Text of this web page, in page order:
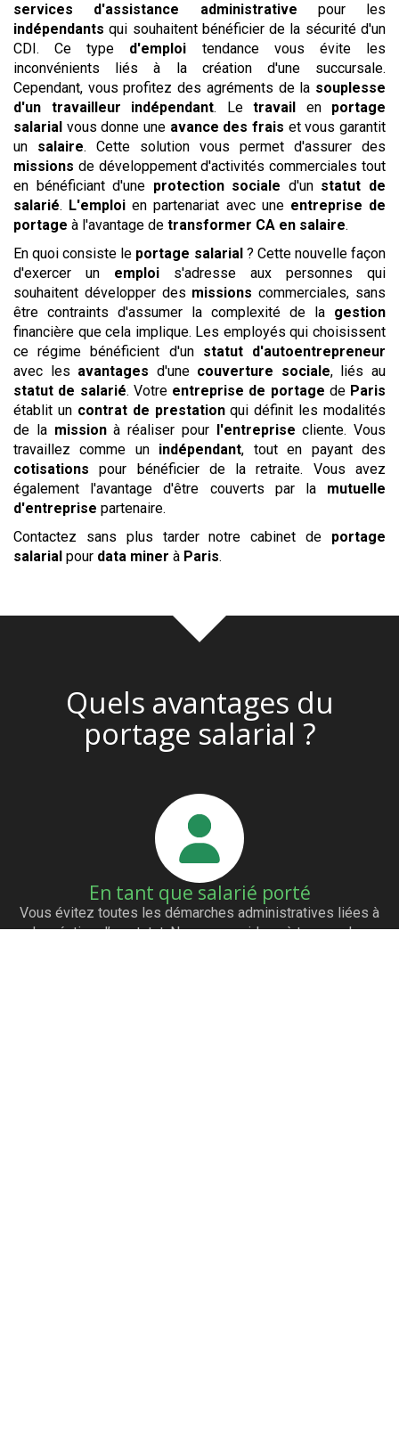
services
d'assistance administrative pour les
indépendants qui souhaitent bénéficier de la sécurité d'un
CDI. Ce type d'emploi tendance vous évite les
inconvénients liés à la création d'une succursale.
Cependant, vous profitez des agréments de la souplesse
d'un travailleur indépendant. Le travail en portage
salarial vous donne une avance des frais et vous garantit
un salaire. Cette solution vous permet d'assurer des
missions de développement d'activités commerciales tout
en bénéficiant d'une protection sociale d'un statut de
salarié. L'emploi en partenariat avec une entreprise de
portage à l'avantage de transformer CA en salaire.
En quoi consiste le portage salarial? Cette nouvelle façon
d'exercer un emploi s'adresse aux personnes qui
souhaitent développer des missions commerciales, sans
être contraints d'assumer la complexité de la gestion
financière que cela implique. Les employés qui choisissent
ce régime bénéficient d'un statut d'autoentrepreneur
avec les avantages d'une couverture sociale, liés au
statut de salarié. Votre entreprise de portage de Paris
établit un contrat de prestationqui définit les modalités
de la missionà réaliser pour l'entreprise cliente. Vous
travaillez comme un indépendant, tout en payant des
cotisations pour bénéficier de la retraite. Vous avez
également l'avantage d'être couverts par la mutuelle
d'entreprise partenaire.
Contactez sans plus tarder notre cabinet de portage
salarial pour data miner à Paris.
Quels avantages du
portage salarial ?
En tant que salarié porté
Vous évitez toutes les démarches administratives liées à
la création d’un statut. Nous vous aidons à trouver des